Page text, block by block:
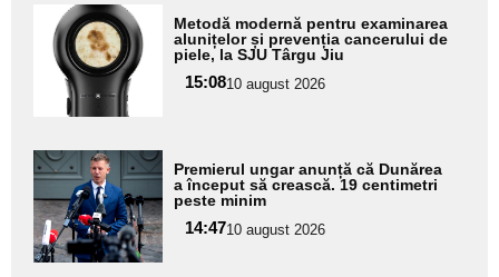
Adaugă
aici textul
pentru
subtitlu
Metodă modernă pentru examinarea
alunițelor și prevenția cancerului de
piele, la SJU Târgu Jiu
15:0810 august 2026
Adaugă
aici textul
pentru
subtitlu
Premierul ungar anunță că Dunărea
a început să crească. 19 centimetri
peste minim
14:4710 august 2026